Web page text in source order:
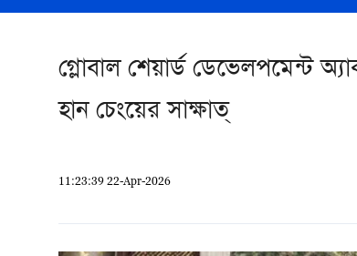
গ্লোবাল শেয়ার্ড ডেভেলপমেন্ট
হান চেংয়ের সাক্ষাত্
11:23:39 22-Apr-2026